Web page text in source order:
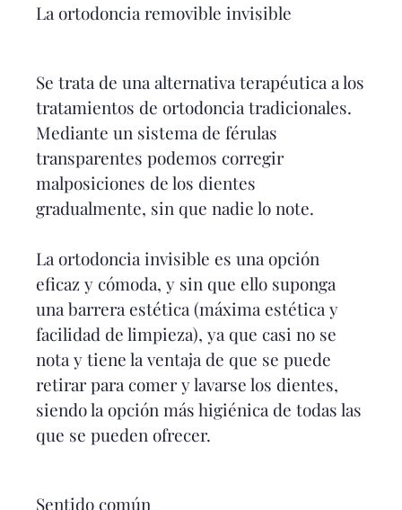
La ortodoncia removible invisible
Se trata de una alternativa terapéutica a los
tratamientos de ortodoncia tradicionales.
Mediante un sistema de férulas
transparentes podemos corregir
malposiciones de los dientes
gradualmente, sin que nadie lo note.
La ortodoncia invisible es una opción
eficaz y cómoda, y sin que ello suponga
una barrera estética (máxima estética y
facilidad de limpieza), ya que casi no se
nota y tiene la ventaja de que se puede
retirar para comer y lavarse los dientes,
siendo la opción más higiénica de todas las
que se pueden ofrecer.
Sentido común